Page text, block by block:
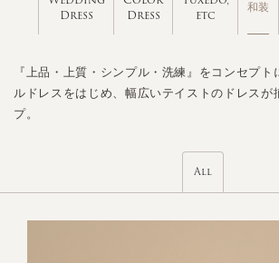
Dress
Dress
etc
和装
『上品・上質・シンプル・洗練』をコンセプ
ルドレスをはじめ、幅広いテイストのドレスが
プ。
All